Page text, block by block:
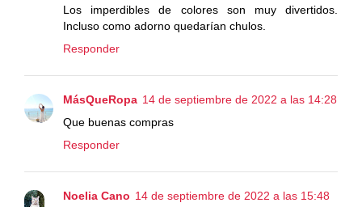
Los imperdibles de colores son muy divertidos.
Incluso como adorno quedarían chulos.
Responder
MásQueRopa 14 de septiembre de 2022 a las 14:28
Que buenas compras
Responder
Noelia Cano 14 de septiembre de 2022 a las 15:48